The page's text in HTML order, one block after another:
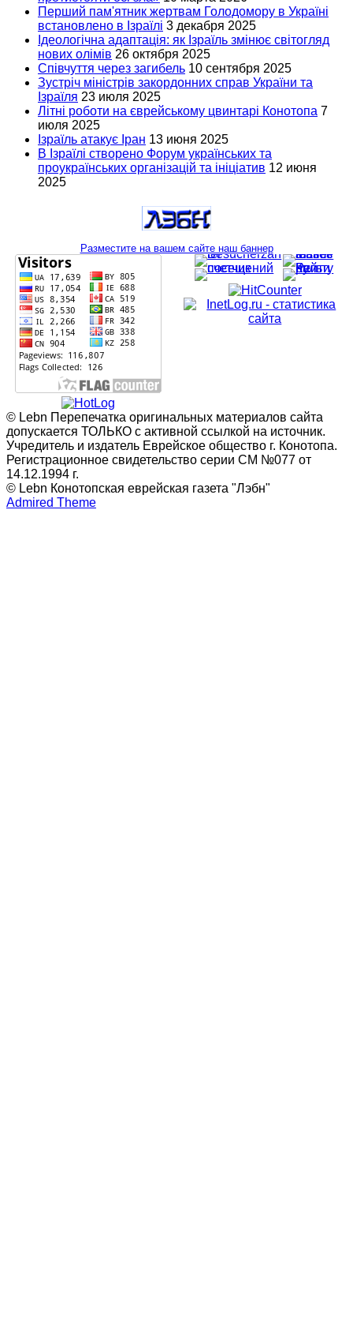
Перший пам'ятник жертвам Голодомору в Україні
встановлено в Ізраїлі 3 декабря 2025
Ідеологічна адаптація: як Ізраїль змінює світогляд
нових олімів 26 октября 2025
Співчуття через загибель 10 сентября 2025
Зустріч міністрів закордонних справ України та
Ізраїля 23 июля 2025
Літні роботи на єврейському цвинтарі Конотопа 7
июля 2025
Ізраїль атакує Іран 13 июня 2025
В Ізраїлі створено Форум українських та
проукраїнських організацій та ініціатив 12 июня
2025
Разместите на вашем сайте наш баннер
© Lebn Перепечатка оригинальных материалов сайта
допускается ТОЛЬКО с активной ссылкой на источник.
Учредитель и издатель Еврейское общество г. Конотопа.
Регистрационное свидетельство серии СМ №077 от
14.12.1994 г.
© Lebn Конотопская еврейская газета "Лэбн"
Admired Theme